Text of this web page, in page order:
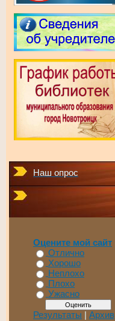
Наш опрос
Оцените мой сайт
Отлично
Хорошо
Неплохо
Плохо
Ужасно
Результаты | Архив